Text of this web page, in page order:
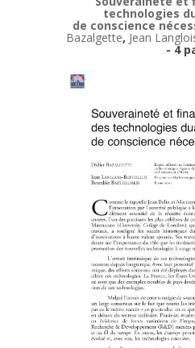
technologies
de conscience
Bazalgette, Jean
- 4